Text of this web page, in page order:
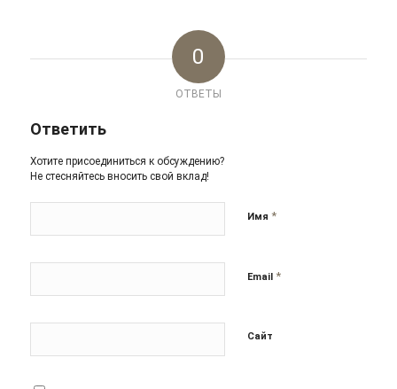
0
ОТВЕТЫ
Ответить
Хотите присоединиться к обсуждению?
Не стесняйтесь вносить свой вклад!
Имя *
Email *
Сайт